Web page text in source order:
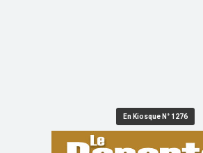
En Kiosque N° 1276